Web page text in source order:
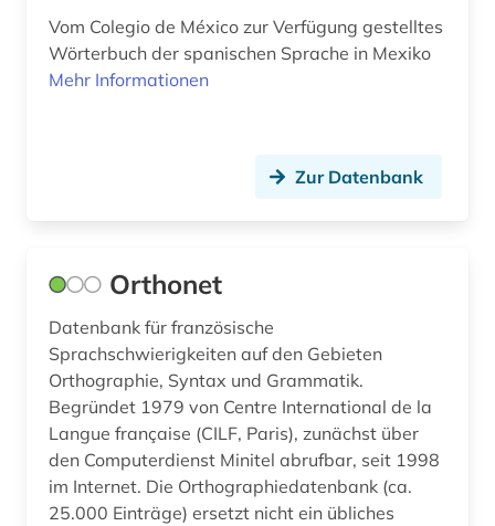
wirtschaftsgeschichte (1)
zentralasien (1)
öresund (1)
übersetzung (1)
übersetzungswissenschaft (2)
Vom Colegio de México zur Verfügung gestelltes
Wörterbuch der spanischen Sprache in Mexiko
Mehr Informationen
Zur Datenbank
Orthonet
Datenbank für französische
Sprachschwierigkeiten auf den Gebieten
Orthographie, Syntax und Grammatik.
Begründet 1979 von Centre International de la
Langue française (CILF, Paris), zunächst über
den Computerdienst Minitel abrufbar, seit 1998
im Internet. Die Orthographiedatenbank (ca.
25.000 Einträge) ersetzt nicht ein übliches